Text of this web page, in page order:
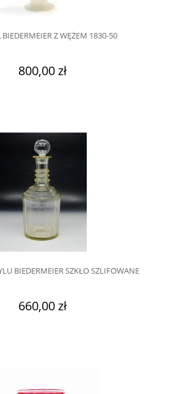
BIEDERMEIER Z WĘŻEM 1830-50
800,00 zł
BIEDERMEIER SZKŁO SZLIFOWANE
660,00 zł